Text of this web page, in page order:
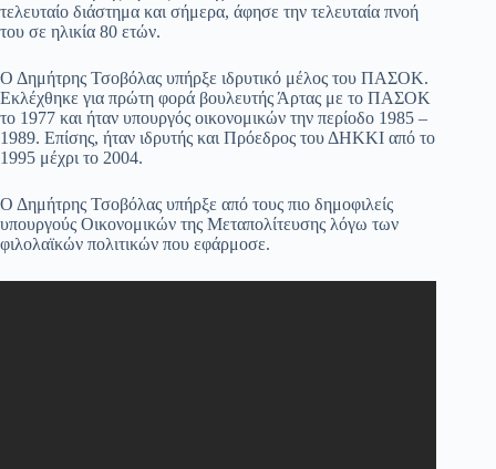
τελευταίο διάστημα και σήμερα, άφησε την τελευταία πνοή
του σε ηλικία 80 ετών.
Ο Δημήτρης Τσοβόλας υπήρξε ιδρυτικό μέλος του ΠΑΣΟΚ.
Εκλέχθηκε για πρώτη φορά βουλευτής Άρτας με το ΠΑΣΟΚ
το 1977 και ήταν υπουργός οικονομικών την περίοδο 1985 –
1989. Επίσης, ήταν ιδρυτής και Πρόεδρος του ΔΗΚΚΙ από το
1995 μέχρι το 2004.
Ο Δημήτρης Τσοβόλας υπήρξε από τους πιο δημοφιλείς
υπουργούς Οικονομικών της Μεταπολίτευσης λόγω των
φιλολαϊκών πολιτικών που εφάρμοσε.